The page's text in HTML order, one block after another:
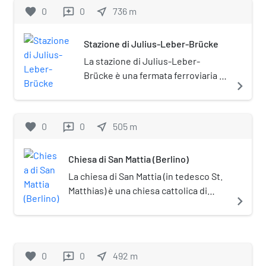
favorite 0 reviews 0 near_me 736 m
Stazione di Julius-Leber-Brücke
La stazione di Julius-Leber-
Brücke è una fermata ferroviaria di
Schöneberg.
navigate_next
favorite 0 reviews 0 near_me 505 m
Chiesa di San Mattia (Berlino)
La chiesa di San Mattia (in tedesco St.
Matthias) è una chiesa cattolica di
Schöneberg. Costruita alla fine del XIX
(Denkmalschutz).
navigate_next
favorite 0 reviews 0 near_me 492 m